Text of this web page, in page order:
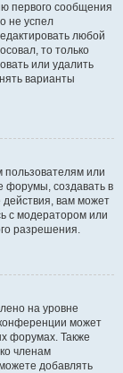
первого сообщения
не успел
любой
то только
или удалить
варианты
или
форумы, создавать в
вам может
с модератором или
разрешения.
на уровне
может
форумах. Также
членам
добавлять